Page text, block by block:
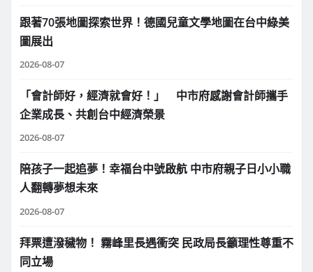
跟著70張地圖探索世界！德國兒童文學地圖在台中綠美
圖展出
2026-08-07
「會計師好，經濟就會好！」 中市府感謝會計師攜手
企業成長、共創台中經濟榮景
2026-08-07
陪孩子一起追夢！幸福台中號啟航 中市府親子日小小職
人翻轉夢想未來
2026-08-07
拜票遭潑穢物！ 霧峰里長遇衝突 民政局長籲理性尊重不
同立場